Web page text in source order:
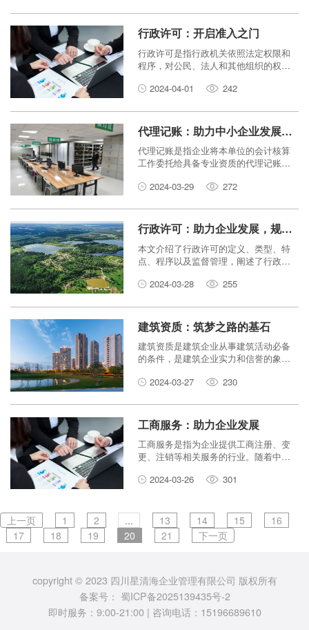
经营活动的前提条件。
行政许可：开启准入之门
行政许可是指行政机关依照法定权限和
程序，对公民、法人和其他组织的权利
是政府管理经济社会活动的重要手段，
2024-04-01 242
代理记账：助力中小企业发展，规范财务管理
代理记账是指企业将本单位的会计核算
工作委托给具备专业资质的代理记账机
帮助中小企业节省成本、提高效率、规
务内容、优势和选择标准，帮助中小企
业选择合适的代理记账机构。
2024-03-29 272
行政许可：助力企业发展，规范市场秩序
本文介绍了行政许可的定义、类型、特
点、程序以及监督管理，阐述了行政许
的双重作用。
2024-03-28 255
建筑资质：筑梦之路的基石
建筑资质是建筑企业从事建筑活动必备
的条件，是建筑企业实力和信誉的象
市场、承接建筑工程项目的重要途径。
2024-03-27 230
工商服务：助力企业发展
工商服务是指为企业提供工商注册、变
更、注销等相关服务的行业。随着中国
注册成立，工商服务行业也因此迎来了
2024-03-26 301
上一页 1 2 ... 13 14 15
16
17
18 19 20 21 下一页
copyright © 2023 四川星清海企业管理有限公司 版权所有
备案号： 蜀ICP备2025139435号-2
即时服务：9:00-21:00 | 咨询电话：15196689610